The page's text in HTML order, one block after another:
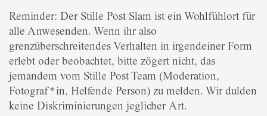
Reminder: Der Stille Post Slam ist ein Wohlfühlort für
alle Anwesenden. Wenn ihr also
grenzüberschreitendes Verhalten in irgendeiner Form
erlebt oder beobachtet, bitte zögert nicht, das
jemandem vom Stille Post Team (Moderation,
Fotograf*in, Helfende Person) zu melden. Wir dulden
keine Diskriminierungen jeglicher Art.